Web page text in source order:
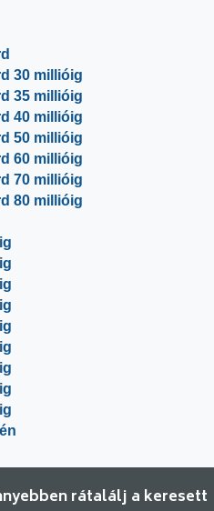
30 millióig
35 millióig
40 millióig
50 millióig
60 millióig
70 millióig
80 millióig
rátalálj a keresett